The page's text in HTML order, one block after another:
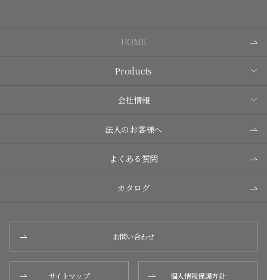
HOME
Products
会社情報
法人のお客様へ
よくある質問
カタログ
お問い合わせ
サイトマップ 個人情報保護方針